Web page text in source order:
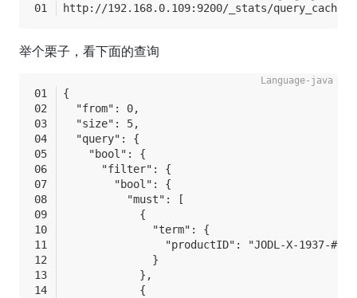
http://192.168.0.109:9200/_stats/
举个栗子，看下面的查询
{
  "from": 0,
  "size": 5,
  "query": {
    "bool": {
      "filter": {
        "bool": {
          "must": [
            {
              "term": {
"productID": "JODL-X-1937-
              }
            },
            {